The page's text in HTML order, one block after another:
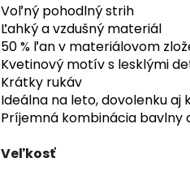
Voľný pohodlný strih
Ľahký a vzdušný materiál
50 % ľan v materiálovom
Kvetinový motív s lesklými
Krátky rukáv
Ideálna na leto, dovolenku aj
Príjemná kombinácia bavlny
Veľkosť